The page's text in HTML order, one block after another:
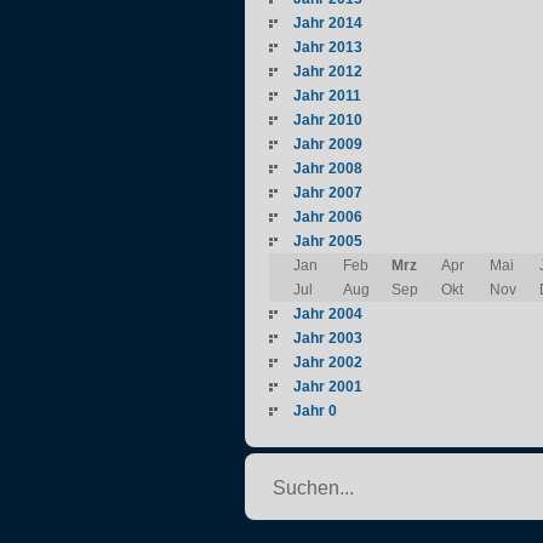
Jahr 2014
Jahr 2013
Jahr 2012
Jahr 2011
Jahr 2010
Jahr 2009
Jahr 2008
Jahr 2007
Jahr 2006
Jahr 2005
Jan
Feb Mrz Apr Mai
Jul
Aug Sep Okt Nov
Jahr 2004
Jahr 2003
Jahr 2002
Jahr 2001
Jahr 0